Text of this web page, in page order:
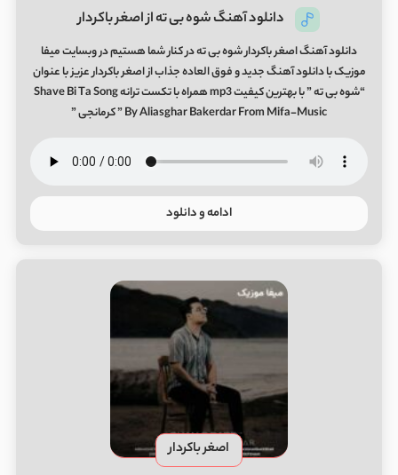
دانلود آهنگ شوه بی ته از اصغر باکردار
دانلود آهنگ اصغر باکردار شوه بی ته در کنار شما هستیم در وبسایت میفا
موزیک با دانلود آهنگ جدید و فوق العاده جذاب از اصغر باکردار عزیز با عنوان
“شوه بی ته ” با بهترین کیفیت mp3 همراه با تکست ترانه Shave Bi Ta Song
By Aliasghar Bakerdar From Mifa-Music ” کرمانجی ”
ادامه و دانلود
اصغر باکردار